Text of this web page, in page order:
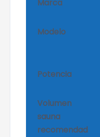
Marca
Modelo
Potencia
Volumen
sauna
recomendad